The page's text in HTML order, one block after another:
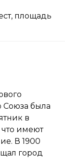
площадь
Союза была
в
имеют
В 1900
город